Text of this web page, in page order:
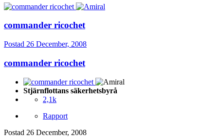
commander ricochet
Postad 26 December, 2008
commander ricochet
Stjärnflottans säkerhetsbyrå
2,1k
Rapport
Postad 26 December, 2008